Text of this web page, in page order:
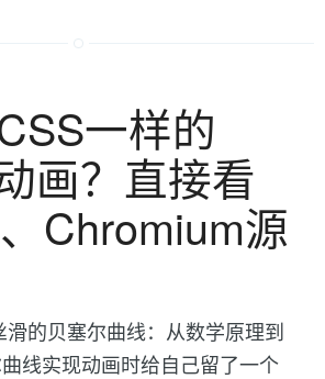
一样的
画？直接看
Chromium源
的贝塞尔曲线：从数学原理到
线实现动画时给自己留了一个